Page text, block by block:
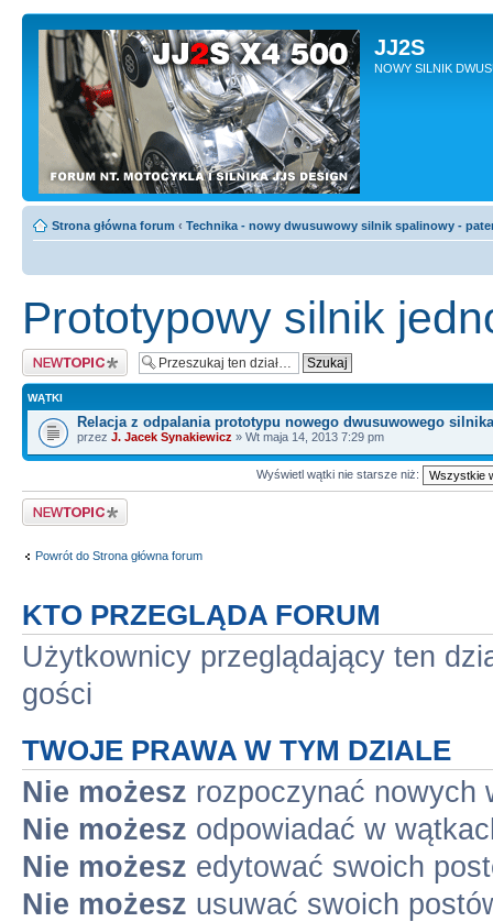
JJ2S
NOWY SILNIK
Strona główna forum ‹ Technika - nowy dwusuwowy silnik spalinowy -
Prototypowy silnik
Napisz wątek
WĄTKI
Relacja z odpalania prototypu nowego dwusuwowego silnika
przez J. Jacek Synakiewicz » Wt maja 14, 2013 7:29 pm
Wyświetl wątki nie starsze niż:
Napisz wątek
Powrót do Strona główna forum
KTO PRZEGLĄDA FORUM
Użytkownicy przeglądający ten
gości
TWOJE PRAWA W TYM DZIALE
Nie możesz rozpoczynać nowych
Nie możesz odpowiadać w
Nie możesz edytować swoich
Nie możesz usuwać swoich